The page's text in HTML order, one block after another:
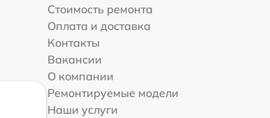
Стоимость ремонта
Оплата и доставка
Контакты
Вакансии
О компании
Ремонтируемые модели
Наши услуги